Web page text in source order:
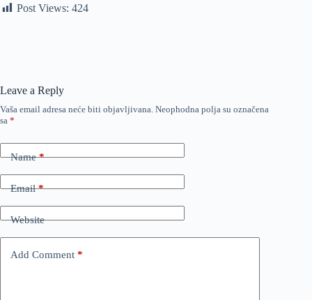
Post Views: 424
Leave a Reply
Vaša email adresa neće biti objavljivana. Neophodna polja su označena
sa *
Name*
Email*
Website
Add Comment *